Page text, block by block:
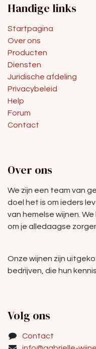
Handige links
Startpagina
Over ons
Producten
Diensten
Juridische afdeling
Privacybeleid
Help
Forum
Contact
Over ons
We zijn een team van
doel het is om ieders
van hemelse wijnen.
om je alledaagse
Onze wijnen zijn
bedrijven, die hun
Volg ons
Contact